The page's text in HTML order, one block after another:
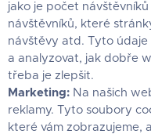
jako je počet
návštěvníků, které
návštěvy atd. Tyto
a analyzovat, jak dobře
třeba je zlepšit.
Marketing: Na našich
reklamy. Tyto soubory
které vám zobrazujeme,